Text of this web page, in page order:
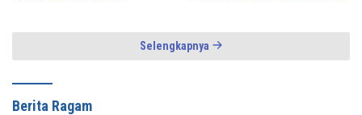
Selengkapnya
Berita Ragam